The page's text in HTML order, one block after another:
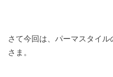
さて今回は、パーマスタイ
さま。